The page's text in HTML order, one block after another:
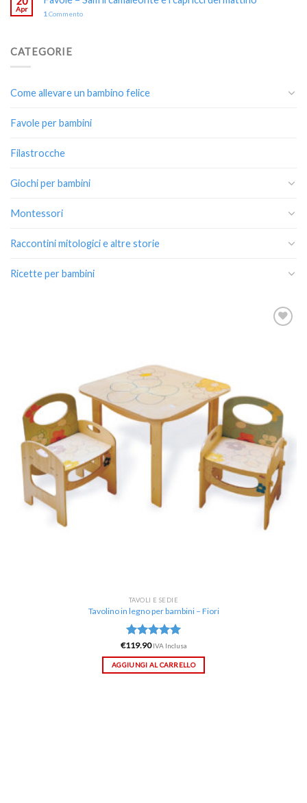
Apr
1 Commento
CATEGORIE
Come allevare un bambino felice
Favole per bambini
Filastrocche
Giochi per bambini
Montessori
Raccontini mitologici e altre storie
Ricette per bambini
TAVOLI E SEDIE
Tavolino in legno per bambini – Fiori
Valutato
5.00su 5
€119.90 IVA Inclusa
AGGIUNGI AL CARRELLO